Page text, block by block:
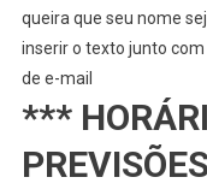
queira que seu nome
inserir o texto junto
de e-mail
***